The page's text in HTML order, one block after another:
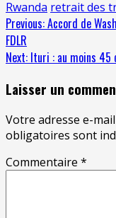
Rwanda retrait des
Continue
Reading
Previous:Accord de
FDLR
Next: Ituri : au moins 45
Laisser un
Votre adresse e-
obligatoires sont
Commentaire *